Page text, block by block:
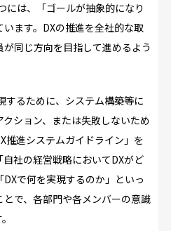
には、「ゴールが抽象的になり
ます。DXの推進を全社的な取
同じ方向を目指して進めるよう
するために、システム構築等に
ション、または失敗しないため
推進システムガイドライン」を
社の経営戦略においてDXがど
で何を実現するのか」といっ
で、各部門や各メンバーの意識